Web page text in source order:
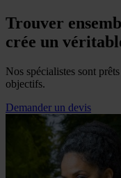
Trouver
crée un
Nos spécialistes sont
objectifs.
Demander un devis